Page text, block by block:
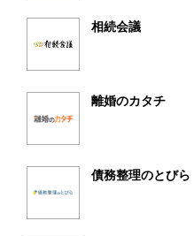
相続会議
離婚のカタチ
債務整理のとびら